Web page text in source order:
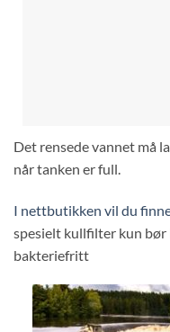
Det rensede vannet må
når tanken er full.
I nettbutikken vil du
spesielt kullfilter kun bør
bakteriefritt